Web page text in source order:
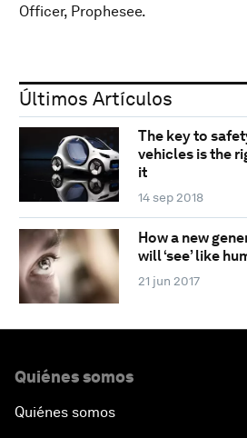
Officer, Prophesee.
Últimos Artículos
The key to
vehicles is the
it
14 sep 2018
How a new
will ‘see’ like
21 jun 2017
Quiénes somos
Quiénes somos